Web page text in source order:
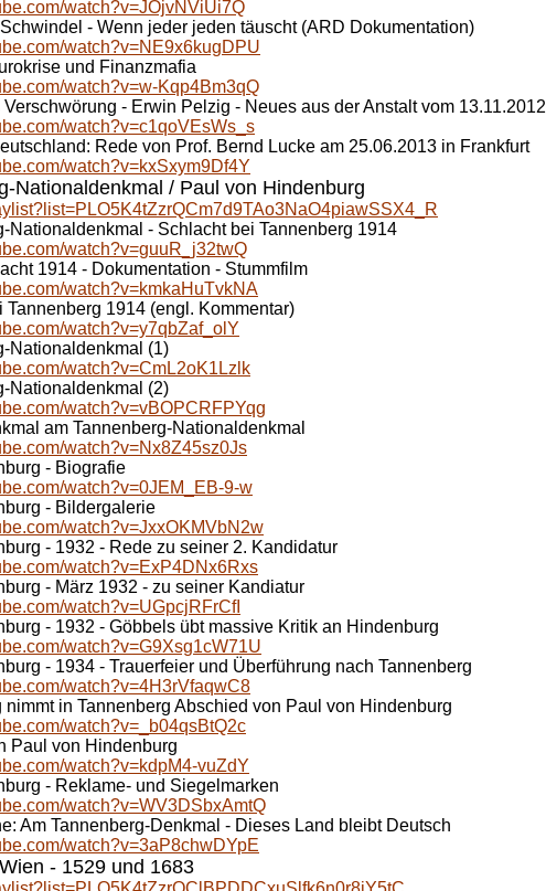
watch?v=JOjvNViUi7Q
- Wenn jeder jeden täuscht (ARD Dokumentation)
watch?v=NE9x6kugDPU
und Finanzmafia
watch?v=w-Kqp4Bm3qQ
- Erwin Pelzig - Neues aus der Anstalt vom 13.11.2012
watch?v=c1qoVEsWs_s
Rede von Prof. Bernd Lucke am 25.06.2013 in Frankfurt
watch?v=kxSxym9Df4Y
Nationaldenkmal / Paul von Hindenburg
Nationaldenkmal - Schlacht bei Tannenberg 1914
watch?v=guuR_j32twQ
1914 - Dokumentation - Stummfilm
watch?v=kmkaHuTvkNA
Tannenberg 1914 (engl. Kommentar)
watch?v=y7qbZaf_olY
Nationaldenkmal (1)
watch?v=CmL2oK1Lzlk
Nationaldenkmal (2)
watch?v=vBOPCRFPYqg
am Tannenberg-Nationaldenkmal
watch?v=Nx8Z45sz0Js
- Biografie
watch?v=0JEM_EB-9-w
- Bildergalerie
watch?v=JxxOKMVbN2w
- 1932 - Rede zu seiner 2. Kandidatur
watch?v=ExP4DNx6Rxs
- März 1932 - zu seiner Kandiatur
watch?v=UGpcjRFrCfI
- 1932 - Göbbels übt massive Kritik an Hindenburg
watch?v=G9Xsg1cW71U
- 1934 - Trauerfeier und Überführung nach Tannenberg
watch?v=4H3rVfaqwC8
in Tannenberg Abschied von Paul von Hindenburg
watch?v=_b04qsBtQ2c
Paul von Hindenburg
watch?v=kdpM4-vuZdY
- Reklame- und Siegelmarken
watch?v=WV3DSbxAmtQ
Am Tannenberg-Denkmal - Dieses Land bleibt Deutsch
watch?v=3aP8chwDYpE
- 1529 und 1683